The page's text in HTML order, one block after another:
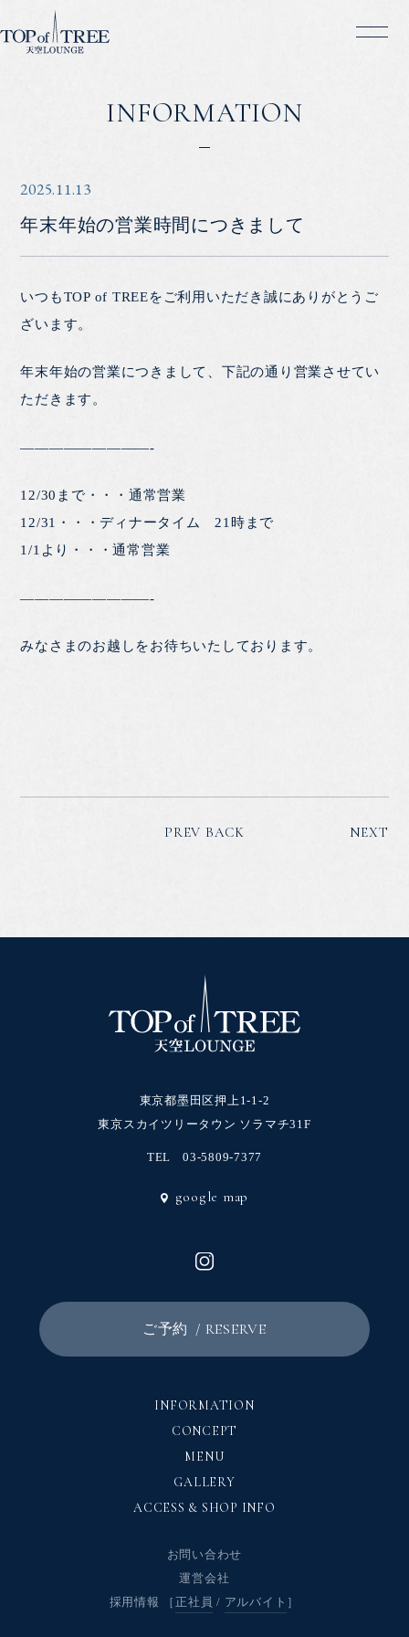
INFORMATION
2025.11.13
年末年始の営業時間につきまして
いつもTOP of TREEをご利用いただき誠にありがとうご
ざいます。
年末年始の営業につきまして、下記の通り営業させてい
ただきます。
—————————-
12/30まで・・・通常営業
12/31・・・ディナータイム 21時まで
1/1より・・・通常営業
—————————-
みなさまのお越しをお待ちいたしております。
PREV BACK NEXT
東京都墨田区押上1-1-2
東京スカイツリータウン ソラマチ31F
TEL 03-5809-7377
google map
ご予約 / RESERVE
INFORMATION
CONCEPT
MENU
GALLERY
ACCESS & SHOP INFO
お問い合わせ
運営会社
採用情報 ［正社員 / アルバイト ］